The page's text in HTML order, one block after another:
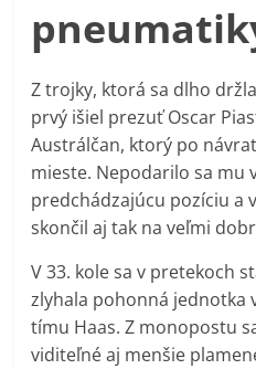
Z trojky, ktorá sa dlho
prvý išiel prezuť Oscar
Austrálčan, ktorý po
mieste. Nepodarilo sa mu
predchádzajúcu pozíciu a
skončil aj tak na veľmi
V 33. kole sa v pretekoch
zlyhala pohonná jednotka
tímu Haas. Z monopostu
viditeľné aj menšie